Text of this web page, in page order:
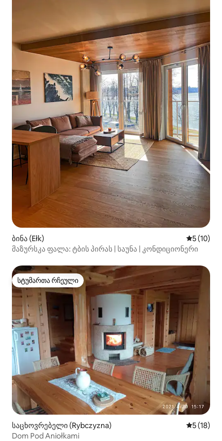
ბინა (Ełk) საშუალო
5 (10)
მაზურსკა ფალა: ტბის პირას | საუნა | კონდიციონერი
სტუმართა რჩეული
სტუმართა რჩეული
საცხოვრებელი (Rybczyzna) საშუალო
5 (18)
Dom Pod Aniołkami